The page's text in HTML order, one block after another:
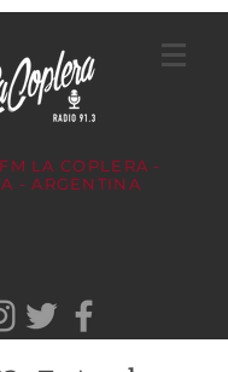
LA COPLERA -
- ARGENTINA